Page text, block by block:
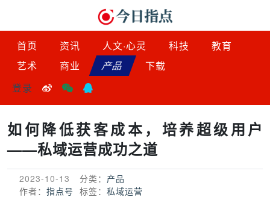
首页 资讯 人文·心灵 科技
教育
艺术
商业 产品
下载
登录
如何降低获客成本，培养超级用户
——私域运营成功之道
2023-10-13
作者： 指点号
分类： 产品
标签： 私域运营